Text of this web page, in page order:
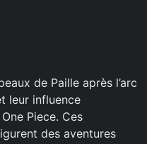
de Paille après l’arc
leur influence
Piece. Ces
des aventures